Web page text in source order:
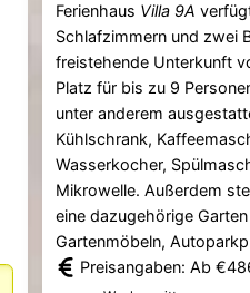
Ferienhaus Villa 9A
Schlafzimmern und zwei
freistehende Unterkunft
Platz für bis zu 9
unter anderem
Kühlschrank,
Wasserkocher,
Mikrowelle. Außerdem
eine dazugehörige
Gartenmöbeln,
Preisangaben: Ab